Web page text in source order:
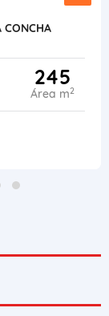
CONCHA
245
Área m2